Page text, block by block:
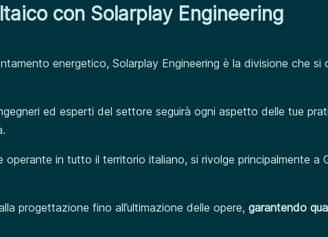
con Solarplay Engineering
energetico, Solarplay Engineering è la divisione che
ed esperti del settore seguirà ogni aspetto delle tue
operante in tutto il territorio italiano, si rivolge principalmente a
progettazione fino all’ultimazione delle opere,garantendo